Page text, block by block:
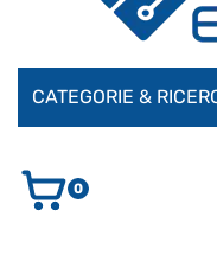
CATEGORIE &
AUDIO E VIDEO
0